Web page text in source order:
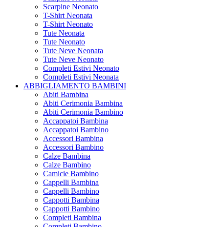
Scarpine Neonato
T-Shirt Neonata
T-Shirt Neonato
Tute Neonata
Tute Neonato
Tute Neve Neonata
Tute Neve Neonato
Completi Estivi Neonato
Completi Estivi Neonata
ABBIGLIAMENTO BAMBINI
Abiti Bambina
Abiti Cerimonia Bambina
Abiti Cerimonia Bambino
Accappatoi Bambina
Accappatoi Bambino
Accessori Bambina
Accessori Bambino
Calze Bambina
Calze Bambino
Camicie Bambino
Cappelli Bambina
Cappelli Bambino
Cappotti Bambina
Cappotti Bambino
Completi Bambina